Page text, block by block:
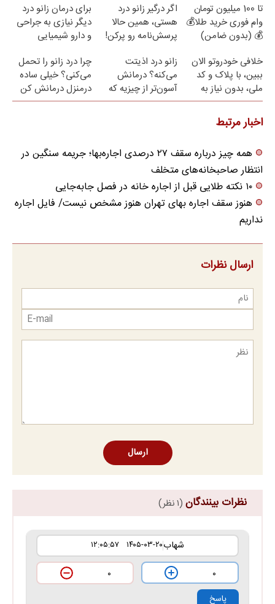
تا 100 میلیون تومان
وام فوری خرید طلا💰
💰 (بدون ضامن)
اگر درگیر زانو درد
هستی، همین حالا
پرسش‌نامه رو پرکن!
برای درمان زانو درد
دیگر نیازی به جراحی
و دارو شیمیایی
خلافی خودروتو الان
ببین، با پلاک و کد
ملی، بدون نیاز به
مراجعه حضوری
زانو درد اذیتت
می‌کنه؟ درمانش
آسون‌تر از چیزیه که
فکر
چرا درد زانو را تحمل
می‌کنی؟ خیلی ساده
درمنزل درمانش کن
اخبار مرتبط
همه چیز درباره سقف ۲۷ درصدی اجاره‌بها؛ جریمه سنگین در
انتظار صاحبخانه‌های متخلف
۱۰ نکته طلایی قبل از اجاره خانه در فصل جابه‌جایی
هنوز سقف اجاره بهای تهران هنوز مشخص نیست/ فایل اجاره
نداریم
ارسال نظرات
ارسال
نظرات بینندگان (۱ نظر)
شهاب۱۴۰۵-۰۳-۲۰ ۱۲:۰۵:۵۷
۰
۰
پاسخ